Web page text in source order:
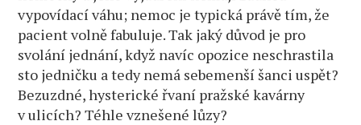
vypovídací váhu; nemoc je typická právě tím, že
pacient volně fabuluje. Tak jaký důvod je pro
svolání jednání, když navíc opozice neschrastila
sto jedničku a tedy nemá sebemenší šanci uspět?
Bezuzdné, hysterické řvaní pražské kavárny
v ulicích? Téhle vznešené lůzy?